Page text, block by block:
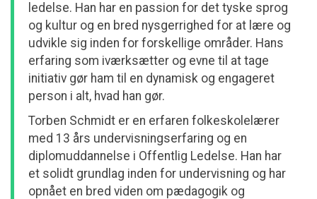
ledelse. Han har en passion for det tyske sprog
og kultur og en bred nysgerrighed for at lære og
udvikle sig inden for forskellige områder. Hans
erfaring som iværksætter og evne til at tage
initiativ gør ham til en dynamisk og engageret
person i alt, hvad han gør.
Torben Schmidt er en erfaren folkeskolelærer
med 13 års undervisningserfaring og en
diplomuddannelse i Offentlig Ledelse. Han har
et solidt grundlag inden for undervisning og har
opnået en bred viden om pædagogik og